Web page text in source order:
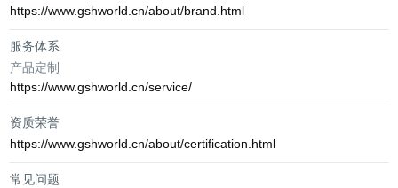
https://www.gshworld.cn/about/brand.html
服务体系
产品定制
https://www.gshworld.cn/service/
资质荣誉
https://www.gshworld.cn/about/certification.html
常见问题